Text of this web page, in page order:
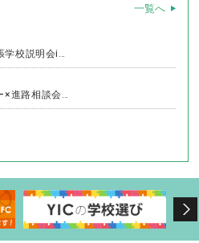
一覧へ
学校説明会i…
×進路相談会…